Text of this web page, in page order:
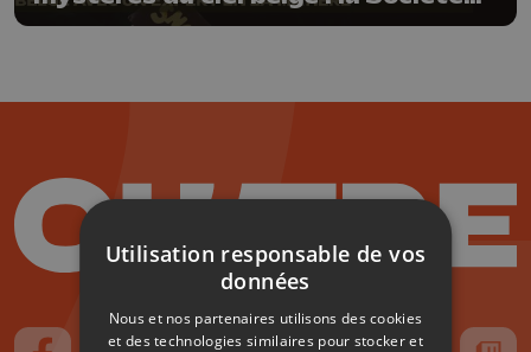
Astronomique de Liège nous livre
Utilisation responsable de vos
données
Nous et nos partenaires utilisons des cookies
et des technologies similaires pour stocker et